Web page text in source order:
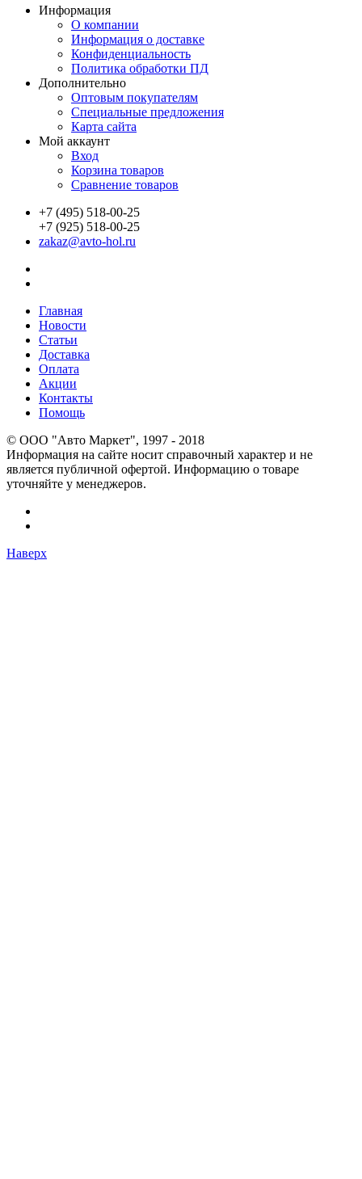
Информация
О компании
Информация о доставке
Конфиденциальность
Политика обработки ПД
Дополнительно
Оптовым покупателям
Специальные предложения
Карта сайта
Мой аккаунт
Вход
Корзина товаров
Сравнение товаров
+7 (495) 518-00-25
+7 (925) 518-00-25
zakaz@avto-hol.ru
Главная
Новости
Статьи
Доставка
Оплата
Акции
Контакты
Помощь
© OOO "Авто Маркет", 1997 - 2018
Информация на сайте носит справочный характер и не
является публичной офертой. Информацию о товаре
уточняйте у менеджеров.
Наверх